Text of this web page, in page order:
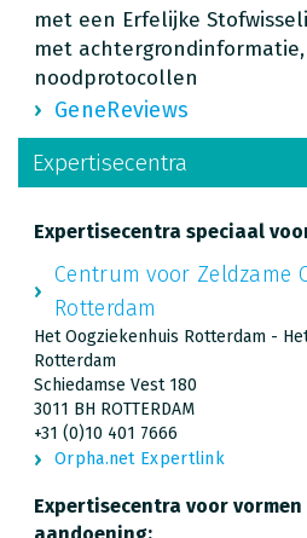
met een Erfelijke
met
noodprotocollen
GeneReviews
Expertisecentra
Expertisecentra speciaal
Centrum voor Zeldzame
Rotterdam
Het Oogziekenhuis Rotterdam -
Rotterdam
Schiedamse Vest 180
3011 BH ROTTERDAM
+31 (0)10 401 7666
Orpha.net Expertlink
Expertisecentra voor vormen
aandoening: